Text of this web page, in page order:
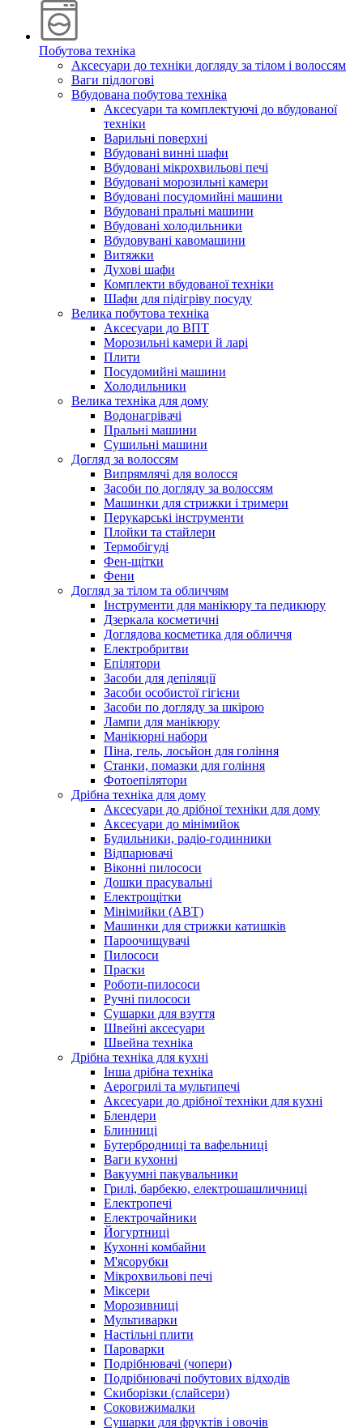
Побутова техніка
Аксесуари до техніки догляду за тілом і волоссям
Ваги підлогові
Вбудована побутова техніка
Аксесуари та комплектуючі до вбудованої
техніки
Варильні поверхні
Вбудовані винні шафи
Вбудовані мікрохвильові печі
Вбудовані морозильні камери
Вбудовані посудомийні машини
Вбудовані пральні машини
Вбудовані холодильники
Вбудовувані кавомашини
Витяжки
Духові шафи
Комплекти вбудованої техніки
Шафи для підігріву посуду
Велика побутова техніка
Аксесуари до ВПТ
Морозильні камери й ларі
Плити
Посудомийні машини
Холодильники
Велика техніка для дому
Водонагрівачі
Пральні машини
Сушильні машини
Догляд за волоссям
Випрямлячі для волосся
Засоби по догляду за волоссям
Машинки для стрижки і тримери
Перукарські інструменти
Плойки та стайлери
Термобігуді
Фен-щітки
Фени
Догляд за тілом та обличчям
Інструменти для манікюру та педикюру
Дзеркала косметичні
Доглядова косметика для обличчя
Електробритви
Епілятори
Засоби для депіляції
Засоби особистої гігієни
Засоби по догляду за шкірою
Лампи для манікюру
Манікюрні набори
Піна, гель, лосьйон для гоління
Станки, помазки для гоління
Фотоепілятори
Дрібна техніка для дому
Аксесуари до дрібної техніки для дому
Аксесуари до мінімийок
Будильники, радіо-годинники
Відпарювачі
Віконні пилососи
Дошки прасувальні
Електрощітки
Мінімийки (АВТ)
Машинки для стрижки катишків
Пароочищувачі
Пилососи
Праски
Роботи-пилососи
Ручні пилососи
Сушарки для взуття
Швейні аксесуари
Швейна техніка
Дрібна техніка для кухні
Інша дрібна техніка
Аерогрилі та мультипечі
Аксесуари до дрібної техніки для кухні
Блендери
Блинниці
Бутербродниці та вафельниці
Ваги кухонні
Вакуумні пакувальники
Грилі, барбекю, електрошашличниці
Електропечі
Електрочайники
Йогуртниці
Кухонні комбайни
М'ясорубки
Мікрохвильові печі
Міксери
Морозивниці
Мультиварки
Настільні плити
Пароварки
Подрібнювачі (чопери)
Подрібнювачі побутових відходів
Скиборізки (слайсери)
Соковижималки
Сушарки для фруктів і овочів